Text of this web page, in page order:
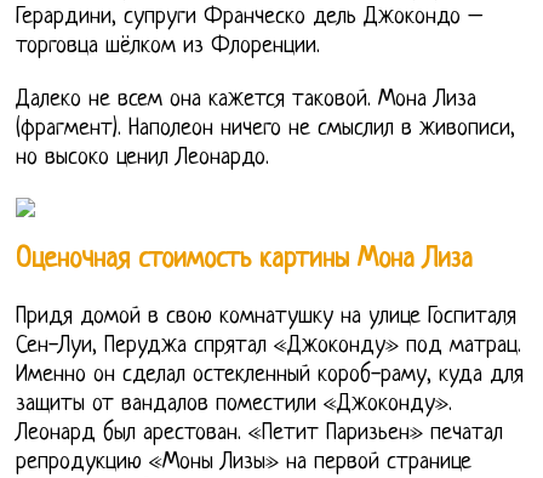
Герардини, супруги Франческо дель Джокондо –
торговца шёлком из Флоренции.
Далеко не всем она кажется таковой. Мона Лиза
(фрагмент). Наполеон ничего не смыслил в живописи,
но высоко ценил Леонардо.
Оценочная стоимость картины Мона Лиза
Придя домой в свою комнатушку на улице Госпиталя
Сен-Луи, Перуджа спрятал «Джоконду» под матрац.
Именно он сделал остекленный короб-раму, куда для
защиты от вандалов поместили «Джоконду».
Леонард был арестован. «Петит Паризьен» печатал
репродукцию «Моны Лизы» на первой странице